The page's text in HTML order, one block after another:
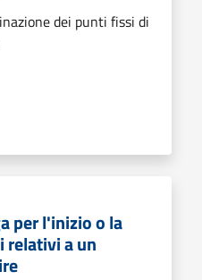
dei punti fissi di
per l'inizio o la
relativi a un